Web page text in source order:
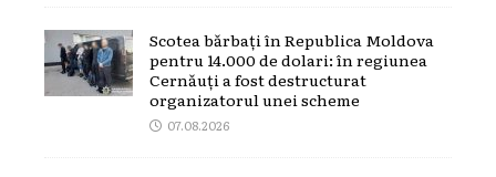
Scotea bărbați în Republica Moldova
pentru 14.000 de dolari: în regiunea
Cernăuți a fost destructurat
organizatorul unei scheme
07.08.2026